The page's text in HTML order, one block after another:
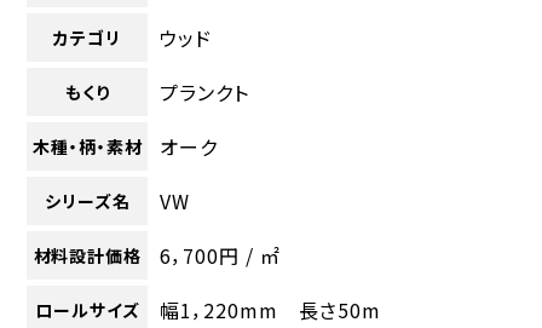
カテゴリ ウッド
もくり プランクト
木種・柄・素材 オーク
シリーズ名 VW
材料設計価格 6，700円 / ㎡
ロールサイズ 幅1，220mm 長さ50m